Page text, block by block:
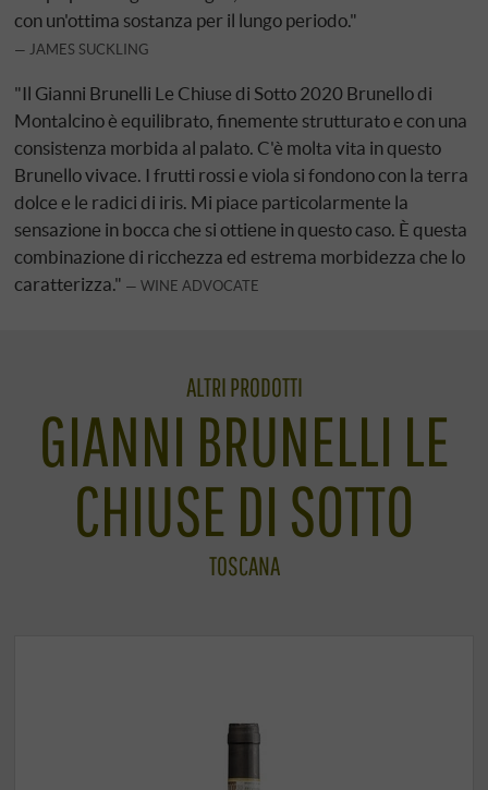
con un'ottima sostanza per il lungo periodo."
JAMES SUCKLING
"Il Gianni Brunelli Le Chiuse di Sotto 2020 Brunello di
Montalcino è equilibrato, finemente strutturato e con una
consistenza morbida al palato. C'è molta vita in questo
Brunello vivace. I frutti rossi e viola si fondono con la terra
dolce e le radici di iris. Mi piace particolarmente la
sensazione in bocca che si ottiene in questo caso. È questa
combinazione di ricchezza ed estrema morbidezza che lo
caratterizza."
WINE ADVOCATE
ALTRI PRODOTTI
GIANNI BRUNELLI LE
CHIUSE DI SOTTO
TOSCANA